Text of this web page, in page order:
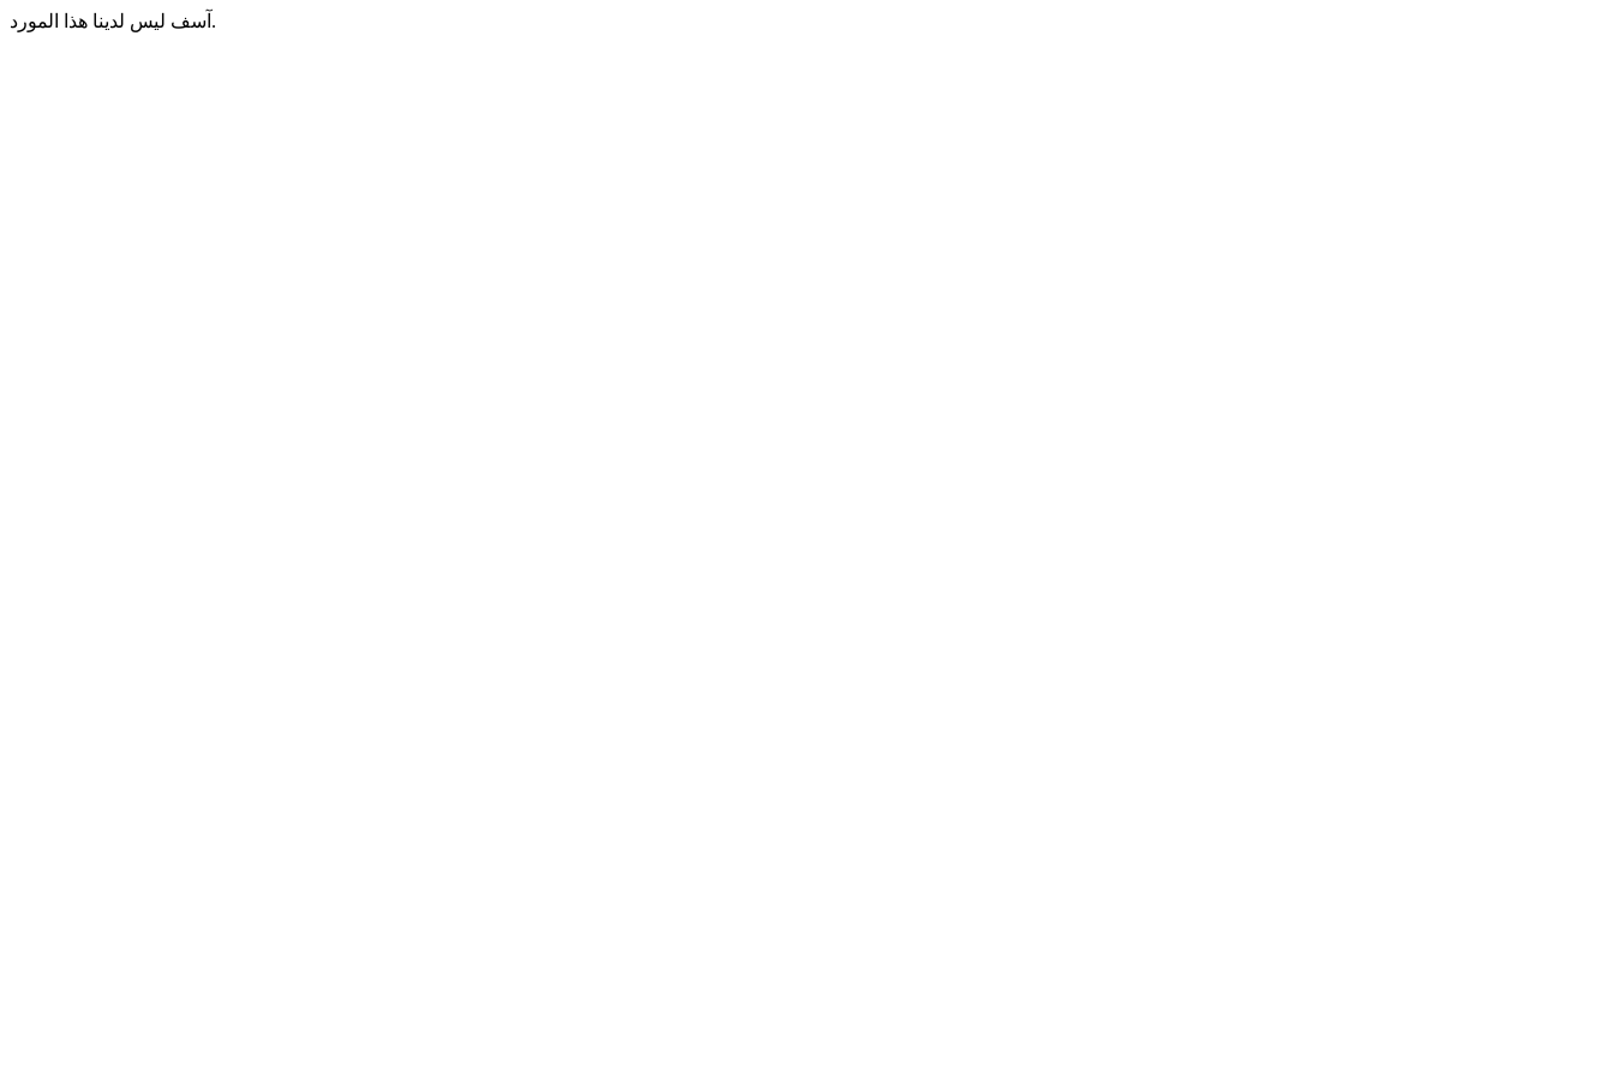
آسف ليس لدينا هذا المورد.